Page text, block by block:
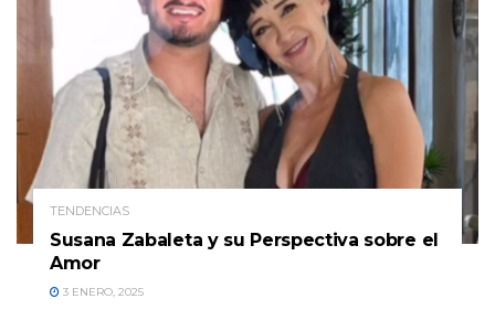
TENDENCIAS
Susana Zabaleta y su Perspectiva sobre el
Amor
3 ENERO, 2025